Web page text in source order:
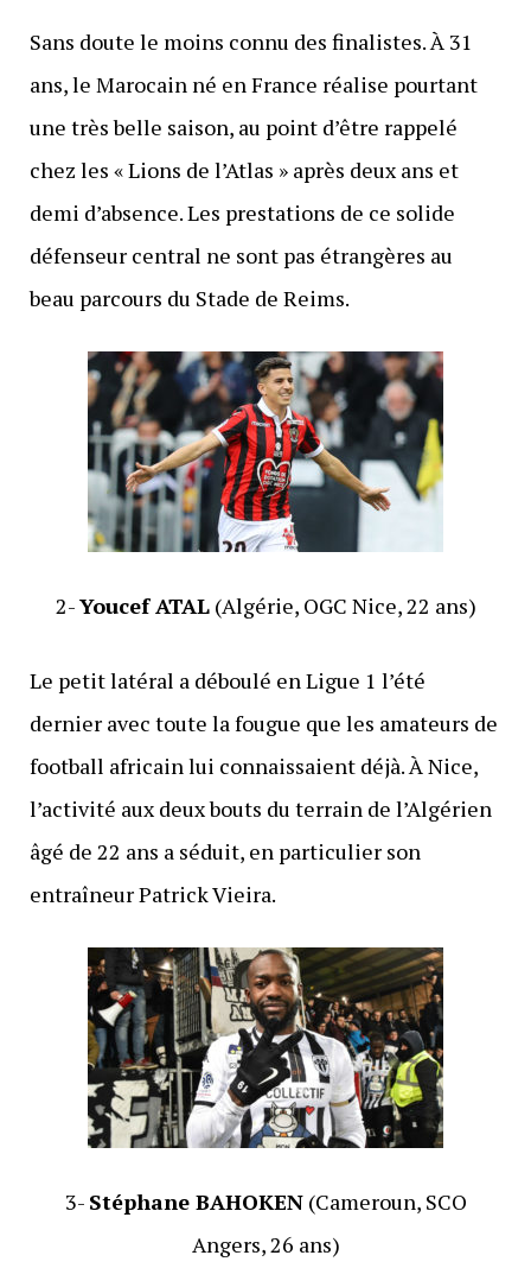
Sans doute le moins connu des finalistes. À 31
ans, le Marocain né en France réalise pourtant
une très belle saison, au point d’être rappelé
chez les « Lions de l’Atlas » après deux ans et
demi d’absence. Les prestations de ce solide
défenseur central ne sont pas étrangères au
beau parcours du Stade de Reims.
2-Youcef ATAL(Algérie, OGC Nice, 22 ans)
Le petit latéral a déboulé en Ligue 1 l’été
dernier avec toute la fougue que les amateurs de
football africain lui connaissaient déjà. À Nice,
l’activité aux deux bouts du terrain de l’Algérien
âgé de 22 ans a séduit, en particulier son
entraîneur Patrick Vieira.
3- Stéphane BAHOKEN(Cameroun, SCO
Angers, 26 ans)